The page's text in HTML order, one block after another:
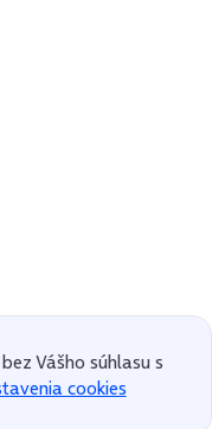
Vášho súhlasu s
cookies